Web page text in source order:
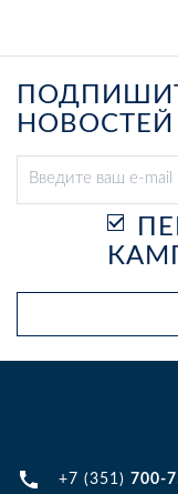
НОВОСТЕЙ
+7 (351) 700-